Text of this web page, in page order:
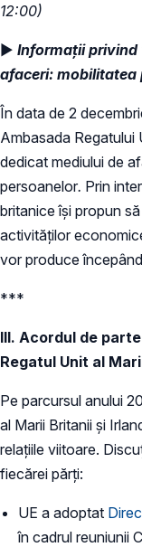
12:00)
► Informații privind
afaceri: mobilitatea
În data de 2
Ambasada Regatului
dedicat mediului de
persoanelor. Prin
britanice își propun
activităților
vor produce
***
III. Acordul de
Regatul Unit al
Pe parcursul anului
al Marii Britanii și
relațiile viitoare.
fiecărei părți:
UE a adoptat
în cadrul reuniunii